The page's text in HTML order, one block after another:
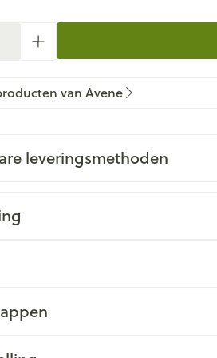
van Avene
leveringsmethoden